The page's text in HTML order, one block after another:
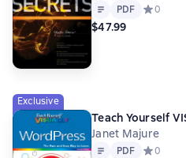
Text PDF
PDF Средний
0
$47.99
Exclusive
Teach Yourself
Janet Majure
Text PDF
PDF Средний
0